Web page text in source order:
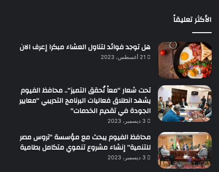
الأكثر تعليقاً
هل توجد فوائد لتناول العشاء مبكرا إعرف الان
21 أغسطس، 2023
تحت شعار “معاً نُحقق التميز”.. محافظ الفيوم
يشهد انطلاق فعاليات البرنامج التدريبي “معايير
الجودة في تقديم الخدمات”
3 ديسمبر، 2023
محافظ الفيوم يبحث مع مؤسسة “تروس مصر
للتنمية” إنشاء مشروع تنموي متكامل بطامية
3 ديسمبر، 2023